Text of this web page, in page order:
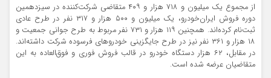
از مجموع یک میلیون و ۷۱۸ هزار و ۴۰۹ متقاضی شرکت‌کننده در سیزدهمین
دوره فروش ایران‌خودرو، یک میلیون و ۵۰۰ هزار و ۳۱۷ نفر در طرح عادی
ثبت‌نام کرده‌اند. همچنین ۱۱۹ هزار و ۷۳۱ نفر مربوط به طرح جوانی جمعیت و
۱۸ هزار و ۳۶۱ نفر نیز در طرح جایگزینی خودروهای فرسوده شرکت داشته‌اند.
در مقابل، ۶۲ هزار دستگاه خودرو در قالب فروش فوری و فوق‌العاده به این
متقاضیان عرضه شده است.